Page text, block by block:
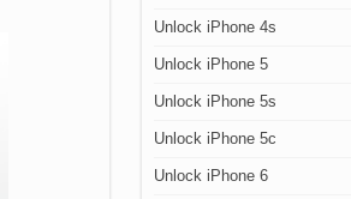
Unlock iPhone 4s
Unlock iPhone 5
Unlock iPhone 5s
Unlock iPhone 5c
Unlock iPhone 6